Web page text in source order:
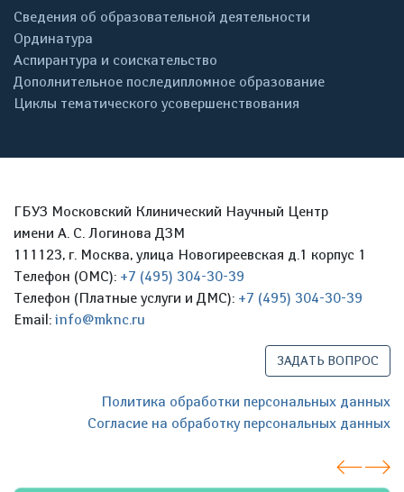
Сведения об образовательной деятельности
Ординатура
Аспирантура и соискательство
Дополнительное последипломное образование
Циклы тематического усовершенствования
ГБУЗ Московский Клинический Научный Центр
имени А. С. Логинова ДЗМ
111123, г. Москва, улица Новогиреевская д.1 корпус 1
Телефон (ОМС): +7 (495) 304-30-39
Телефон (Платные услуги и ДМС): +7 (495) 304-30-39
Email: info@mknc.ru
ЗАДАТЬ ВОПРОС
Политика обработки персональных данных
Согласие на обработку персональных данных